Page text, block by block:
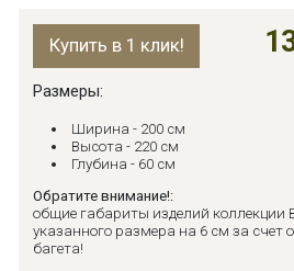
Купить в 1 клик!
Размеры:
Ширина - 200 см
Высота - 220 см
Глубина - 60 см
Обратите внимание!:
общие габариты изделий коллекции
указанного размера на 6 см за счет
багета!